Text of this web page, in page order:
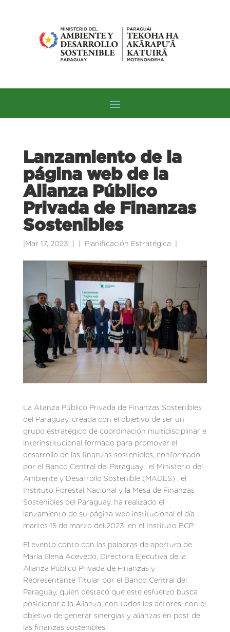
Lanzamiento de la
página web de la
Alianza Público
Privada de Finanzas
Sostenibles
Mar 17, 2023 Planificación Estratégica
La Alianza Público Privada de Finanzas Sostenibles
del Paraguay, creada con el objetivo de ser un
grupo estratégico de coordinación multidisciplinar e
interinstitucional formado para promover el
desarrollo de las finanzas sostenibles, conformado
por el Banco Central del Paraguay , el Ministerio del
Ambiente y Desarrollo Sostenible (MADES) , el
Instituto Forestal Nacional y la Mesa de Finanzas
Sostenibles del Paraguay, ha realizado el
lanzamiento de su página web institucional el día
martes 15 de marzo del 2023, en el Instituto BCP.
El evento conto con las palabras de apertura de
María Elena Acevedo, Directora Ejecutiva de la
Alianza Público Privada de Finanzas y
Representante Titular por el Banco Central del
Paraguay, quien destacó que este esfuerzo busca
posicionar a la Alianza, con todos los actores, con el
objetivo de generar sinergias y alianzas en post de
las finanzas sostenibles.